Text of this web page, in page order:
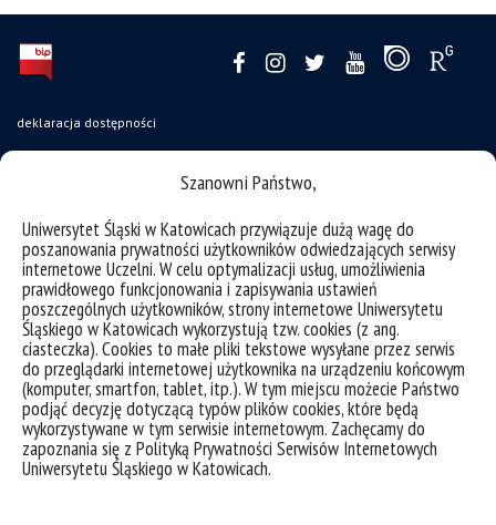
Szanowni Państwo,
Uniwersytet Śląski w Katowicach przywiązuje dużą wagę do
poszanowania prywatności użytkowników odwiedzających serwisy
internetowe Uczelni. W celu optymalizacji usług, umożliwienia
prawidłowego funkcjonowania i zapisywania ustawień
poszczególnych użytkowników, strony internetowe Uniwersytetu
Śląskiego w Katowicach wykorzystują tzw. cookies (z ang.
ciasteczka). Cookies to małe pliki tekstowe wysyłane przez serwis
do przeglądarki internetowej użytkownika na urządzeniu końcowym
(komputer, smartfon, tablet, itp.). W tym miejscu możecie Państwo
podjąć decyzję dotyczącą typów plików cookies, które będą
wykorzystywane w tym serwisie internetowym. Zachęcamy do
zapoznania się z Polityką Prywatności Serwisów Internetowych
Uniwersytetu Śląskiego w Katowicach.
deklaracja dostępności
struktura uczelni
zgłaszanie naruszeń
instrukcja logowania do intranetu
ubezpieczenie pracowników
program emerytalny
wirtualny UŚ
LEX Baza Dokumentów UŚ
SAP